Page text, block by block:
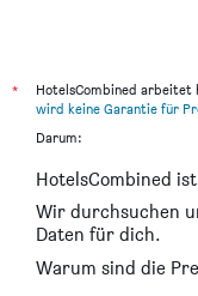
*
HotelsCombined arbeitet
wird keine Garantie für
Darum:
HotelsCombined
Wir durchsuchen
Daten für dich.
Warum sind die